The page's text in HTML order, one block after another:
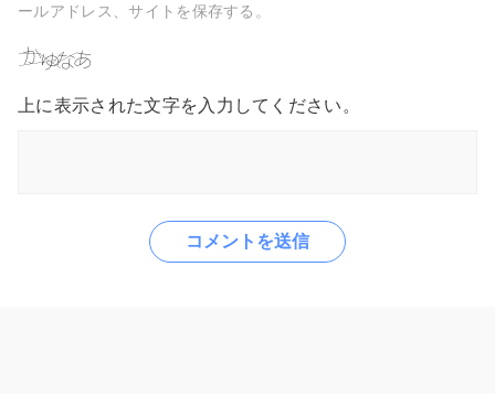
ールアドレス、サイトを保存する。
上に表示された文字を入力してください。